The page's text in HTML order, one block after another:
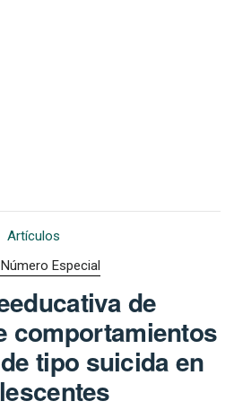
Artículos
Especial
de
comportamientos
tipo suicida en